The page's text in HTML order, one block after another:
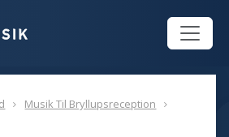
Musik Til Bryllupsreception